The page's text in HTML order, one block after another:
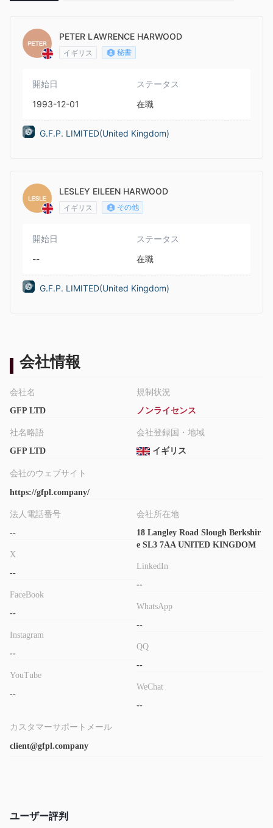
PETER LAWRENCE HARWOOD
イギリス 秘書
開始日
1993-12-01
ステータス
在職
G.F.P. LIMITED(United Kingdom)
LESLEY EILEEN HARWOOD
イギリス その他
開始日
--
ステータス
在職
G.F.P. LIMITED(United Kingdom)
会社情報
会社名
GFP LTD
社名略語
GFP LTD
規制状況
ノンライセンス
会社登録国・地域
イギリス
会社のウェブサイト
https://gfpl.company/
法人電話番号
--
X
--
FaceBook
--
Instagram
--
YouTube
--
会社所在地
18 Langley Road Slough Berkshir
e SL3 7AA UNITED KINGDOM
LinkedIn
--
WhatsApp
--
QQ
--
WeChat
--
カスタマーサポートメール
client@gfpl.company
ユーザー評判